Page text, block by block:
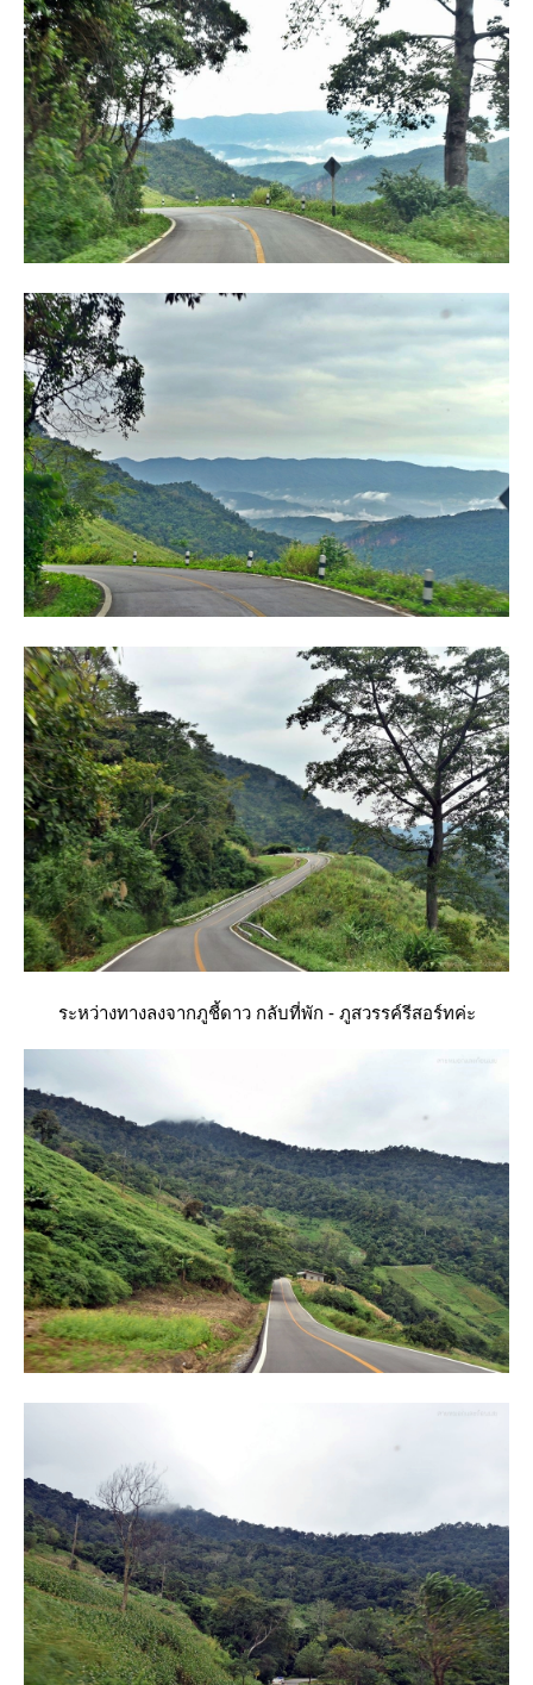
ระหว่างทางลงจากภูชี้ดาว กลับที่พัก - ภูสวรรค์รีสอร์ทค่ะ